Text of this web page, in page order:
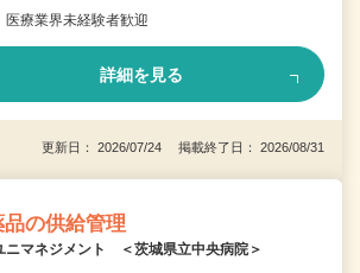
医療業界未経験者歓迎
詳細を見る
更新日： 2026/07/24 掲載終了日： 2026/08/31
の供給管理
マネジメント ＜茨城県立中央病院＞